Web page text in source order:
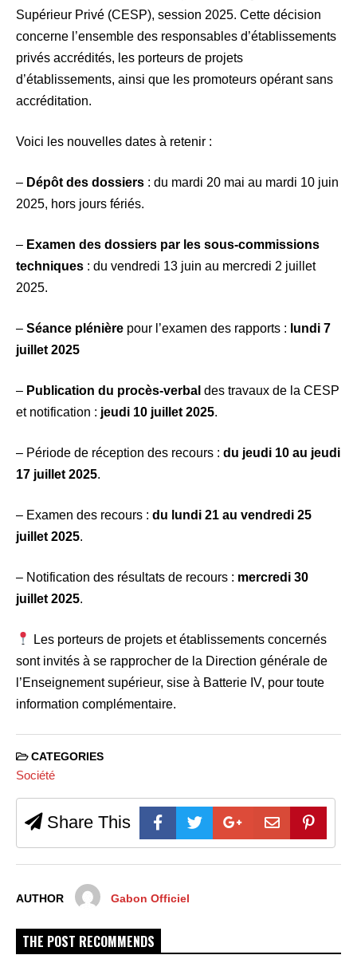
Supérieur Privé (CESP), session 2025. Cette décision
concerne l’ensemble des responsables d’établissements
privés accrédités, les porteurs de projets
d’établissements, ainsi que les promoteurs opérant sans
accréditation.
Voici les nouvelles dates à retenir :
– Dépôt des dossiers : du mardi 20 mai au mardi 10 juin
2025, hors jours fériés.
– Examen des dossiers par les sous-commissions
techniques : du vendredi 13 juin au mercredi 2 juillet
2025.
– Séance plénière pour l’examen des rapports : lundi 7
juillet 2025
– Publication du procès-verbal des travaux de la CESP
et notification : jeudi 10 juillet 2025.
– Période de réception des recours : du jeudi 10 au jeudi
17 juillet 2025.
– Examen des recours : du lundi 21 au vendredi 25
juillet 2025.
– Notification des résultats de recours : mercredi 30
juillet 2025.
Les porteurs de projets et établissements concernés
sont invités à se rapprocher de la Direction générale de
l’Enseignement supérieur, sise à Batterie IV, pour toute
information complémentaire.
CATEGORIES
Société
Share This
AUTHOR Gabon Officiel
THE POST RECOMMENDS